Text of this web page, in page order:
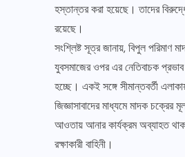
হস্তান্তর করা হয়েছে। তাদের
রয়েছে।
সংশ্লিষ্ট সূত্র জানায়, বিপুল পরিমাণ
যুবসমাজের ওপর এর নেতিবাচক
হচ্ছে। একই সঙ্গে সীমান্তবর্তী
জিজ্ঞাসাবাদের মাধ্যমে মাদক
আওতায় আনার কার্যক্রম অব্যাহত
রক্ষাকারী বাহিনী।